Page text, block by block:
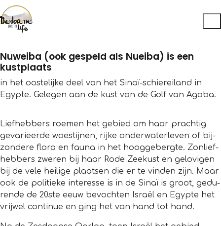
Nuweiba (ook gespeld als Nueiba) is een
kustplaats
in het oostelijke deel van het Sinaï-schiereiland in
Egypte. Gelegen aan de kust van de Golf van Agaba.
Lief­heb­bers roe­men het gebied om haar prach­tig
geva­ri­eerde woes­tij­nen, rijke onder­wa­ter­le­ven of bij­
zon­dere flora en fauna in het hoog­ge­bergte. Zon­lief­
heb­bers zwe­ren bij haar Rode Zee­kust en gelo­vi­gen
bij de vele hei­lige plaat­sen die er te vin­den zijn. Maar
ook de poli­tieke inte­resse is in de Sinaï is groot, gedu­
rende de 20ste eeuw bevoch­ten Israël en Egypte het
vrij­wel con­ti­nue en ging het van hand tot hand.